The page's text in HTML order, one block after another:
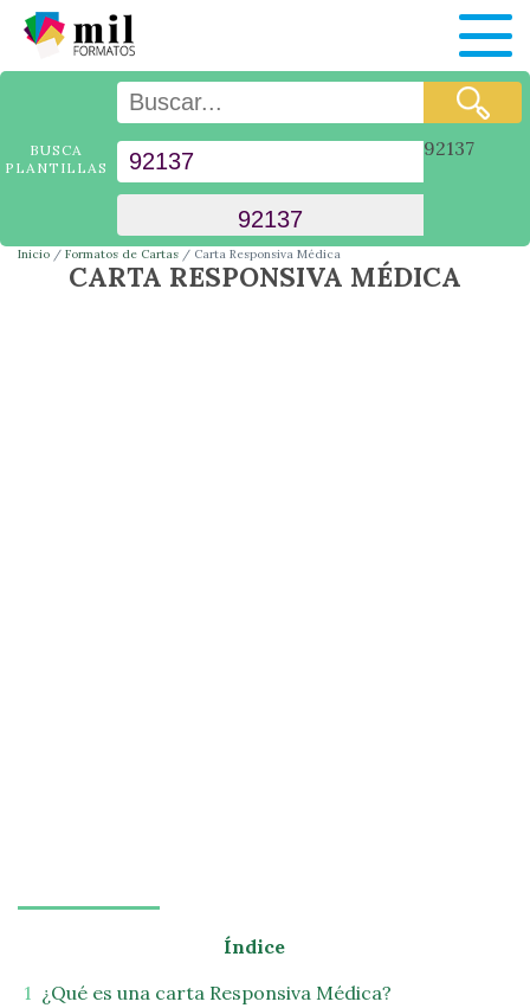
BUSCA
PLANTILLAS
92137
Inicio Formatos de Cartas Carta Responsiva Médica
CARTA RESPONSIVA MÉDICA
Índice
¿Qué es una carta Responsiva Médica?